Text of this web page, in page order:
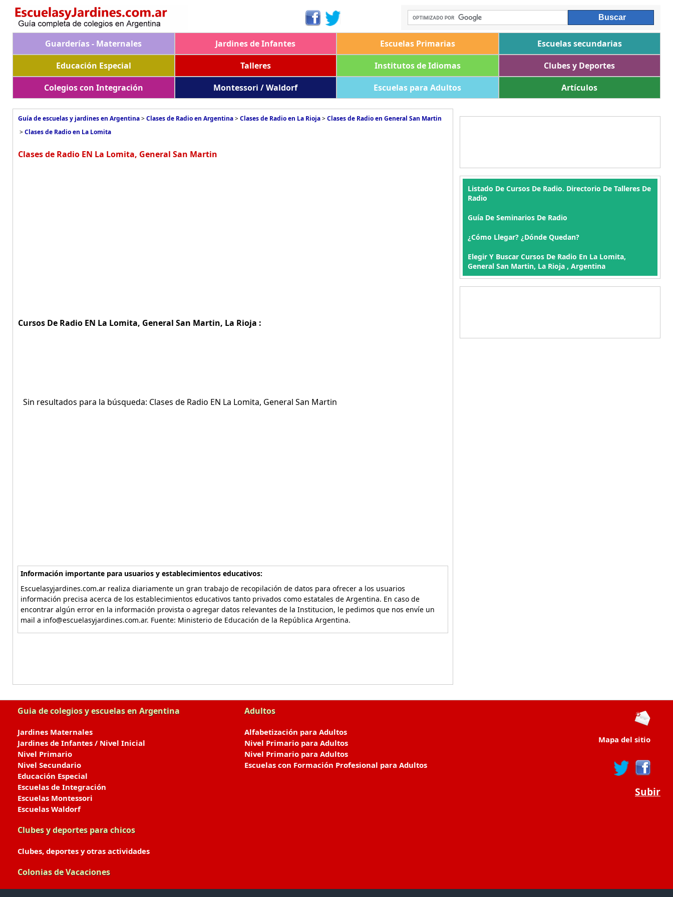
Guarderías - Maternales Jardines de Infantes Escuelas Primarias
Escuelas secundarias
Educación Especial
Talleres Institutos de Idiomas
Clubes y Deportes
Colegios con Integración
Montessori / Waldorf Escuelas para Adultos Artículos
Guía de escuelas y jardines en Argentina>Clases de Radio en Argentina>Clases de Radio en La Rioja>Clases de Radio en General San Martin
>Clases de Radio en La Lomita
Clases de Radio EN La Lomita, General San Martin
Cursos De Radio EN La Lomita, General San Martin, La Rioja :
Sin resultados para la búsqueda: Clases de Radio EN La Lomita, General San Martin
Información importante para usuarios y establecimientos educativos:
Escuelasyjardines.com.ar realiza diariamente un gran trabajo de recopilación de datos para ofrecer a los usuarios
información precisa acerca de los establecimientos educativos tanto privados como estatales de Argentina. En caso de
encontrar algún error en la información provista o agregar datos relevantes de la Institucion, le pedimos que nos envíe un
mail a info@escuelasyjardines.com.ar. Fuente: Ministerio de Educación de la República Argentina.
Listado De Cursos De Radio. Directorio De Talleres De
Radio
Guía De Seminarios De Radio
¿Cómo Llegar? ¿Dónde Quedan?
Elegir Y Buscar Cursos De Radio En La Lomita,
General San Martin, La Rioja , Argentina
Guia de colegios y escuelas en Argentina
Jardines Maternales
Jardines de Infantes / Nivel Inicial
Nivel Primario
Nivel Secundario
Educación Especial
Escuelas de Integración
Escuelas Montessori
Escuelas Waldorf
Clubes y deportes para chicos
Clubes, deportes y otras actividades
Colonias de Vacaciones
Adultos
Alfabetización para Adultos
Nivel Primario para Adultos
Nivel Primario para Adultos
Escuelas con Formación Profesional para Adultos
Mapa del sitio
Subir